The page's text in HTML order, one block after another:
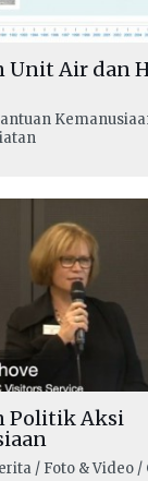
Unit Air dan
Politik Aksi
/ Foto & Video /